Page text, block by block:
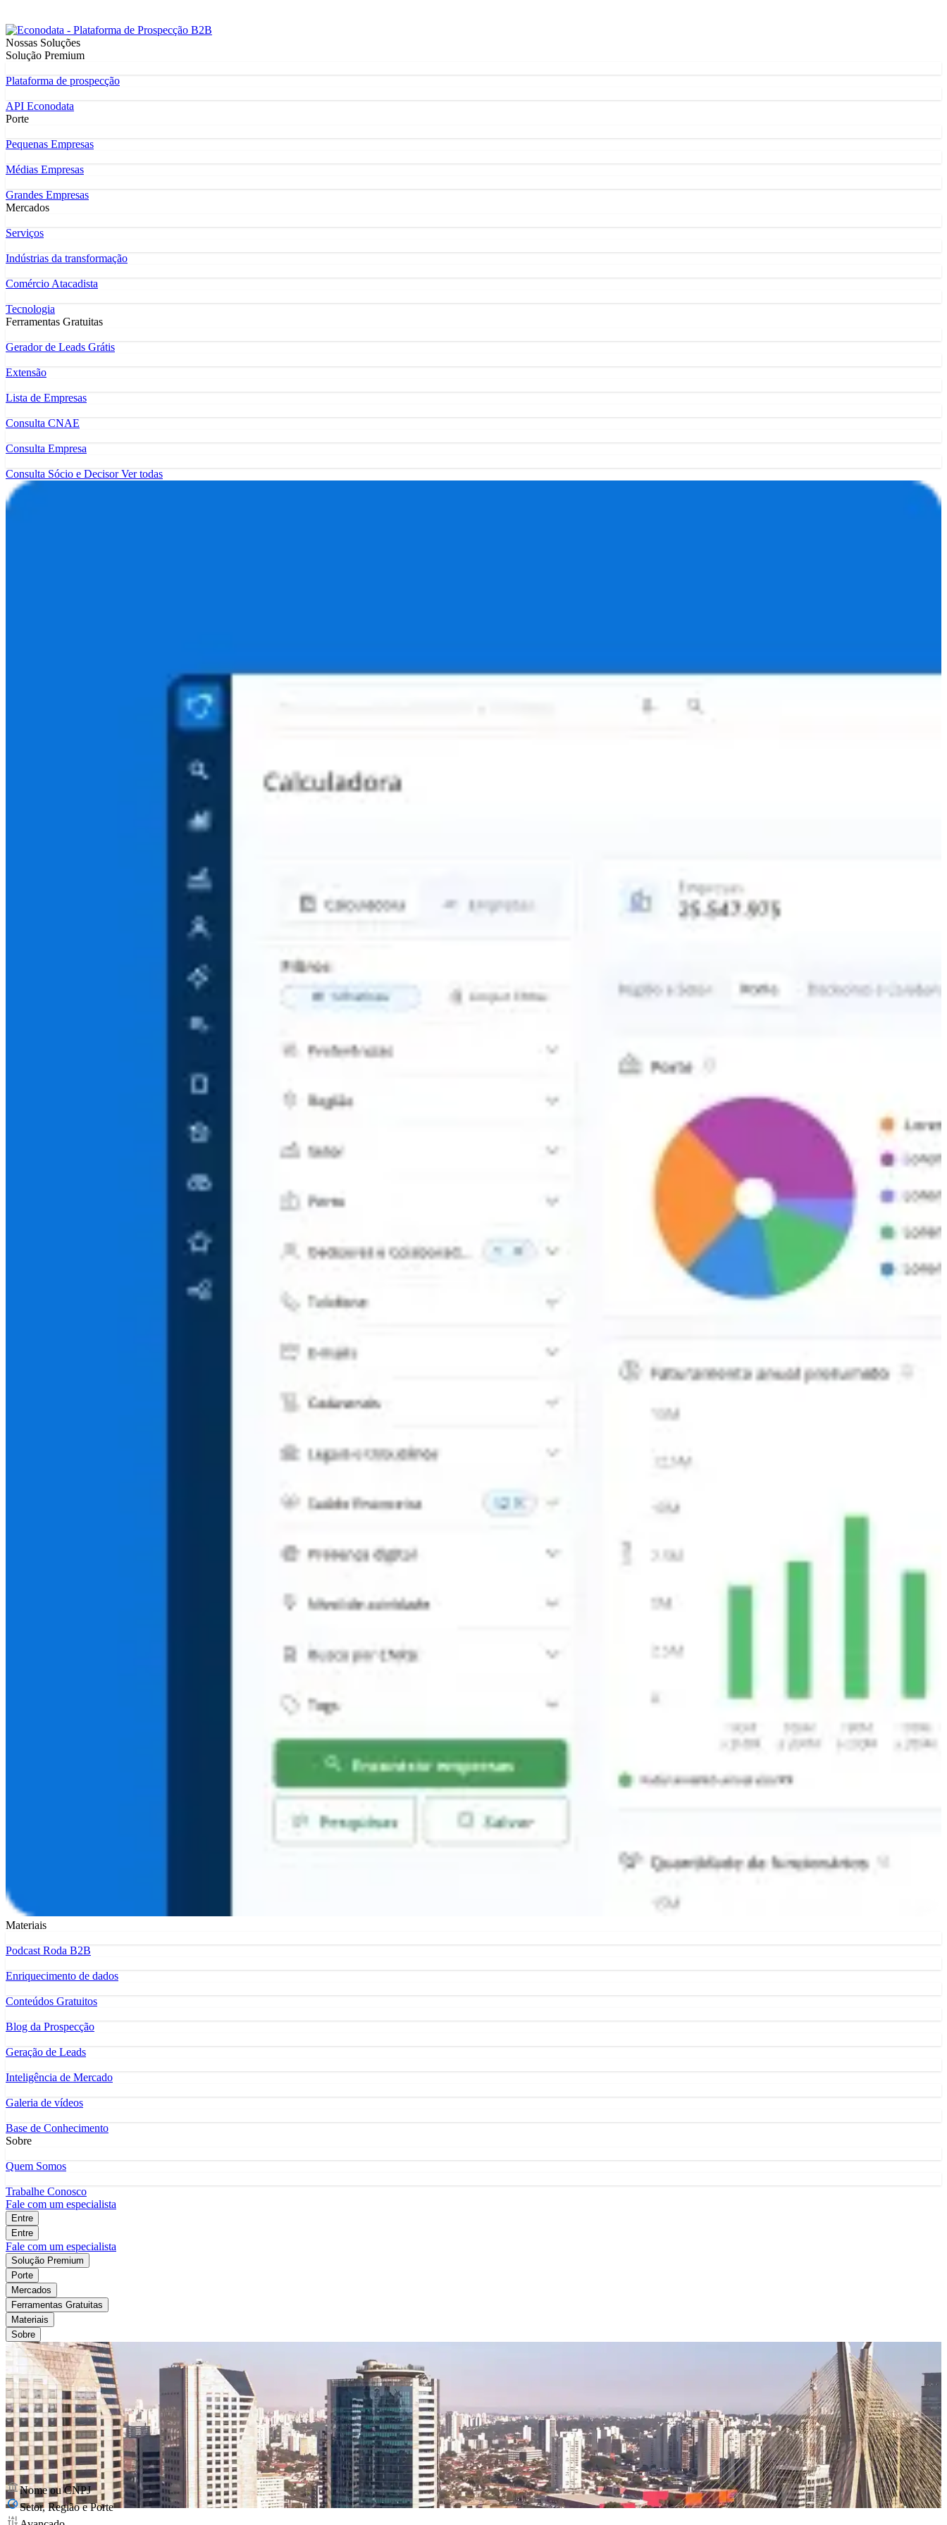
Nossas Soluções
Solução Premium
Plataforma de prospecção
API Econodata
Porte
Pequenas Empresas
Médias Empresas
Grandes Empresas
Mercados
Serviços
Indústrias da transformação
Comércio Atacadista
Tecnologia
Ferramentas Gratuitas
Gerador de Leads Grátis
Extensão
Lista de Empresas
Consulta CNAE
Consulta Empresa
Consulta Sócio e DecisorVer todas
Materiais
Podcast Roda B2B
Enriquecimento de dados
Conteúdos Gratuitos
Blog da Prospecção
Geração de Leads
Inteligência de Mercado
Galeria de vídeos
Base de Conhecimento
Sobre
Quem Somos
Trabalhe Conosco
Fale com um especialista
Entre
Entre
Fale com um especialista
Solução Premium
Porte
Mercados
Ferramentas Gratuitas
Materiais
Sobre
Nome ou CNPJ
Setor, Região e Porte